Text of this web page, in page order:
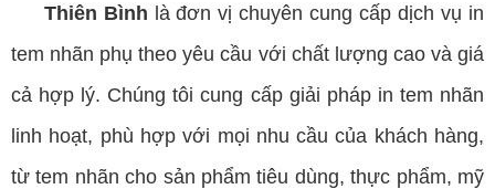
Thiên Bình là đơn vị chuyên cung cấp dịch vụ in
tem nhãn phụ theo yêu cầu với chất lượng cao và giá
cả hợp lý. Chúng tôi cung cấp giải pháp in tem nhãn
linh hoạt, phù hợp với mọi nhu cầu của khách hàng,
từ tem nhãn cho sản phẩm tiêu dùng, thực phẩm, mỹ